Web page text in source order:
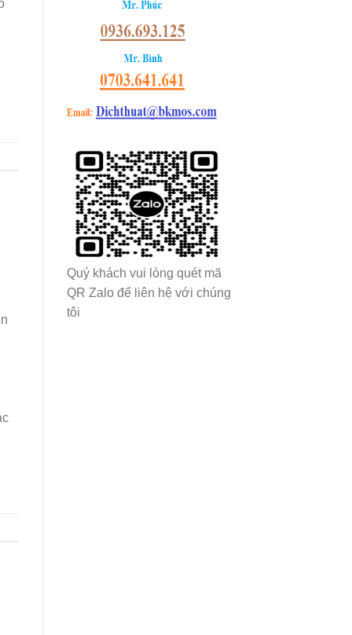
Quý khách vui lòng quét mã
QR Zalo để liên hệ với chúng
tôi